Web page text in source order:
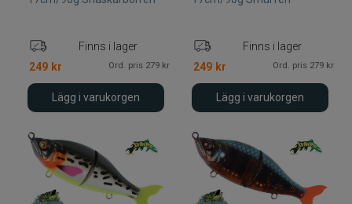
Fiskedrag
Fiskelinor
Småplock
Tillbehör
Finns i lager
249 kr Ord. pris 279 kr
Lägg i varukorgen
Finns i lager
249 kr Ord. pris 279 kr
Lägg i varukorgen